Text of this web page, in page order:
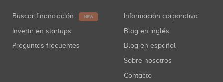
Buscar financiación NEW
Invertir en startups
Preguntas frecuentes
Información corporativa
Blog en inglés
Blog en español
Sobre nosotros
Contacto